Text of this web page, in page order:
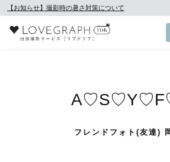
【お知らせ】撮影時の暑さ対策について
フレンドフォト(友達)